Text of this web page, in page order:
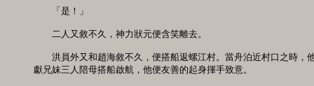
「是！」
二人又敘不久，神力狀元便含笑離去。
洪員外又和趙海敘不久，便搭船返螺江村。當舟泊近村口之時，
獻兄妹三人陪母搭船啟航，他便友善的起身揮手致意。